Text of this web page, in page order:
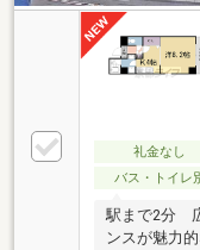
礼金なし
バス・トイレ
駅まで2分
ンスが魅力